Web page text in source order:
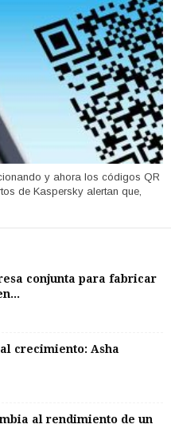
y ahora los códigos QR
de Kaspersky alertan que,
conjunta para fabricar
crecimiento: Asha
al rendimiento de un